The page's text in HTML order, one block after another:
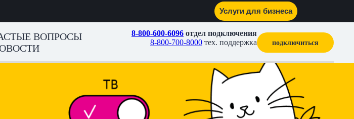
Услуги для бизнеса
ВОПРОСЫ
8-800-600-6096 отдел подключения
8-800-700-8000 тех. поддержка подключиться